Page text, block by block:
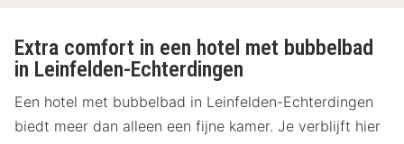
Extra comfort in een hotel met bubbelbad
in Leinfelden-Echterdingen
Een hotel met bubbelbad in Leinfelden-Echterdingen
biedt meer dan alleen een fijne kamer. Je verblijft hier